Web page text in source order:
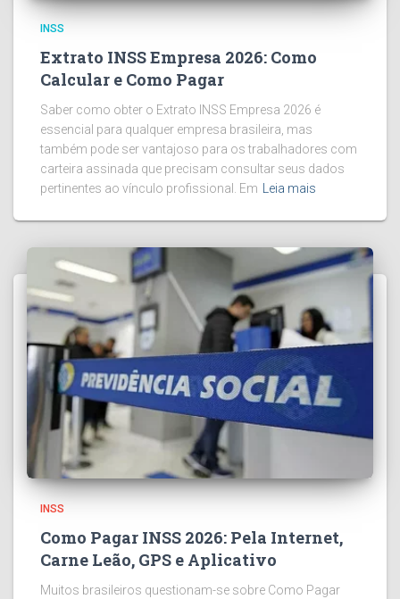
INSS
Extrato INSS Empresa 2026: Como
Calcular e Como Pagar
Saber como obter o Extrato INSS Empresa 2026 é
essencial para qualquer empresa brasileira, mas
também pode ser vantajoso para os trabalhadores com
carteira assinada que precisam consultar seus dados
pertinentes ao vínculo profissional. Em Leia mais
INSS
Como Pagar INSS 2026: Pela Internet,
Carne Leão, GPS e Aplicativo
Muitos brasileiros questionam-se sobre Como Pagar